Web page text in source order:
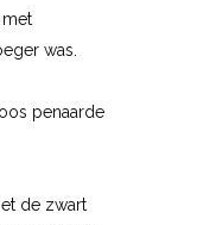
was.
penaarde
de zwart